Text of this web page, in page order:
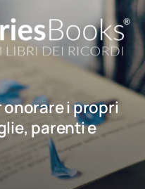
onorare i propri
parenti e